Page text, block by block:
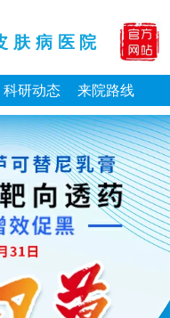
肤病医院
科研动态 来院路线